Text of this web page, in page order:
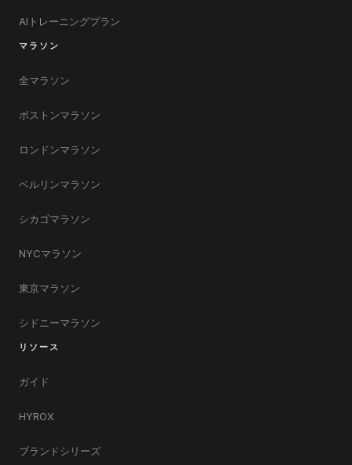
AIトレーニングプラン
マラソン
全マラソン
ボストンマラソン
ロンドンマラソン
ベルリンマラソン
シカゴマラソン
NYCマラソン
東京マラソン
シドニーマラソン
リソース
ガイド
HYROX
ブランドシリーズ